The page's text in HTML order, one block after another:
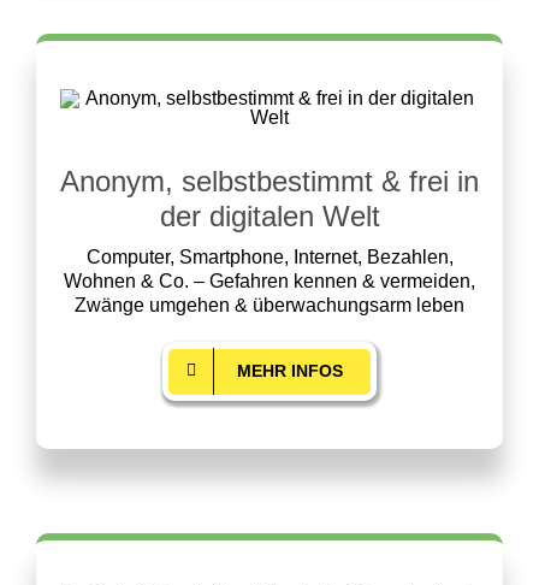
Anonym, selbstbestimmt & frei in
der digitalen Welt
Computer, Smartphone, Internet, Bezahlen,
Wohnen & Co. – Gefahren kennen & vermeiden,
Zwänge umgehen & überwachungsarm leben
MEHR INFOS